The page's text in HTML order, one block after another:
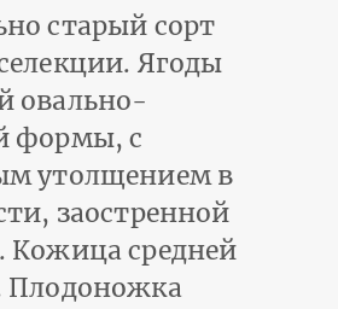
старый сорт
Ягоды
овально-
формы, с
утолщением в
заостренной
Кожица средней
Плодоножка